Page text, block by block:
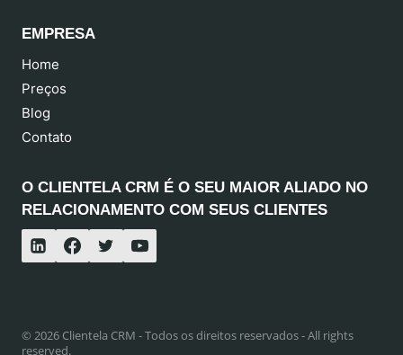
EMPRESA
Home
Preços
Blog
Contato
O CLIENTELA CRM É O SEU MAIOR ALIADO NO
RELACIONAMENTO COM SEUS CLIENTES
© 2026 Clientela CRM - Todos os direitos reservados - All rights
reserved.